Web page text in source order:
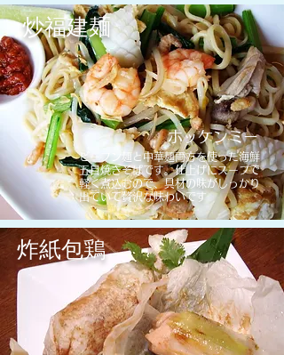
​ビーフン麺と中華麺両方を使った海鮮
五目焼きそばです。仕上げにスープで
軽く煮込むので、具材の味がしっかり
出ていて贅沢な味わいです
ホッケンミー
炒福建麺
炸紙包鶏